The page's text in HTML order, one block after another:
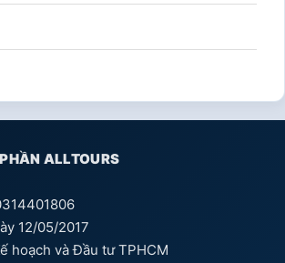
ALLTOURS
12/05/2017
hoạch và Đầu tư TPHCM